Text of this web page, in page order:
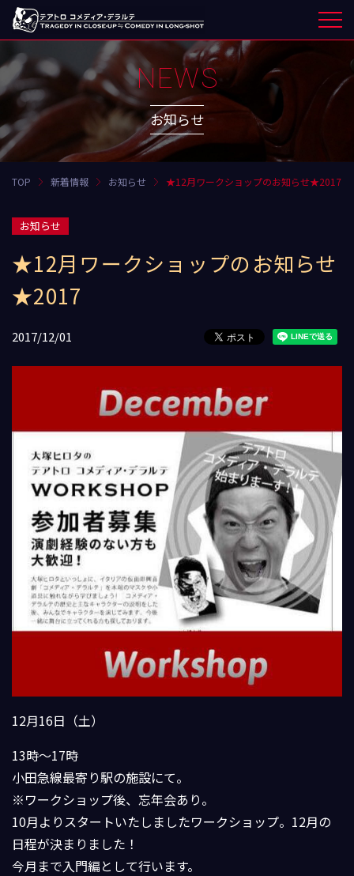
NEWS
お知らせ
TOP 新着情報 お知らせ ★12月ワークショップのお知らせ★2017
お知らせ
★12月ワークショップのお知らせ
★2017
2017/12/01
12月16日（土）
13時〜17時
小田急線最寄り駅の施設にて。
※ワークショップ後、忘年会あり。
10月よりスタートいたしましたワークショップ。12月の
日程が決まりました！
今月まで入門編として行います。